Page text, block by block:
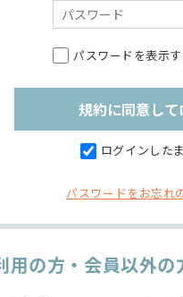
パスワードを表示す
ログインした
パスワードをお忘れ
用の方・会員以外の